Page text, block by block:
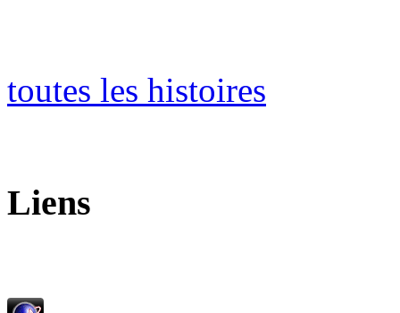
toutes les histoires
Liens